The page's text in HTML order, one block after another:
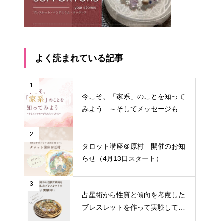
よく読まれている記事
1
今こそ、「家系」のことを知って
みよう ～そしてメッセージもも
2
タロット講座＠原村 開催のお知
らせ（4月13日スタート）
3
占星術から性質と傾向を考慮した
ブレスレットを作って実験してみ